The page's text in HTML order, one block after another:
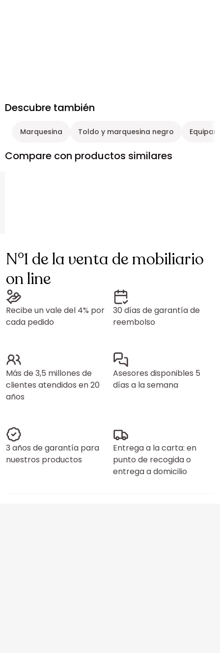
Descubre también
Marquesina Toldo y marquesina negro
Compare con productos similares
N°1 de la venta de mobiliario
on line
Recibe un vale del 4% por
cada pedido
30 días de garantía de
reembolso
Más de 3,5 millones de
clientes atendidos en 20
años
Asesores disponibles 5
días a la semana
3 años de garantía para
nuestros productos
Entrega a la carta: en
punto de recogida o
entrega a domicilio